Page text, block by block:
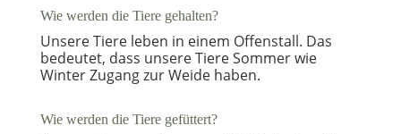
Wie werden die Tiere gehalten?
Unsere Tiere leben in einem Offenstall. Das
bedeutet, dass unsere Tiere Sommer wie
Winter Zugang zur Weide haben.
Wie werden die Tiere gefüttert?